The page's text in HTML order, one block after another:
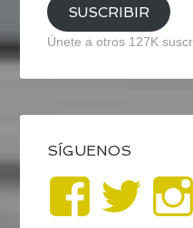
SUSCRIBIR
Únete a otros 127K
SÍGUENOS
Ver